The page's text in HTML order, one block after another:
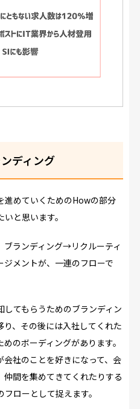
ディング
進めていくためのHowの部分
と思います。
ブランディング→リクルーティ
メントが、一連のフローで
てもらうためのブランディン
、その後には入社してくれた
のボーディングがあります。
社のことを好きになって、会
間を集めてきてくれたりする
ローとして捉えます。